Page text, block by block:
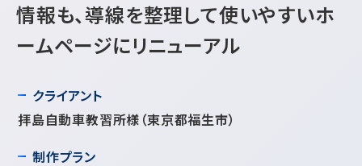
情報も、導線を整理して使いやすいホ
ームページにリニューアル
クライアント
拝島自動車教習所様 （東京都福生市）
制作プラン